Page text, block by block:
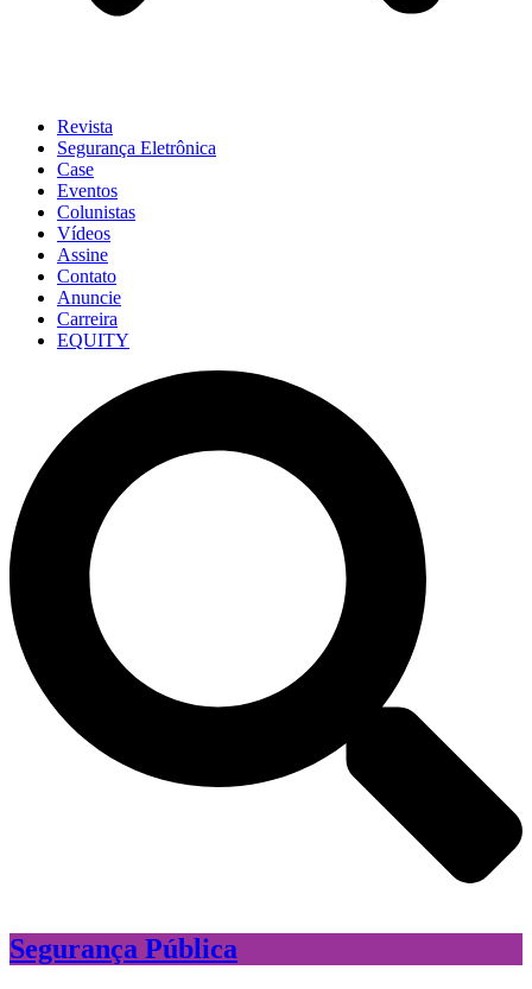
Revista
Segurança Eletrônica
Case
Eventos
Colunistas
Vídeos
Assine
Contato
Anuncie
Carreira
EQUITY
Segurança Pública